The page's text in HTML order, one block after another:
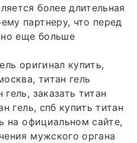
более длительная
партнеру, что перед
еще больше
оригинал купить,
титан гель
заказать титан
гель, спб купить титан
на официальном сайте,
мужского органа